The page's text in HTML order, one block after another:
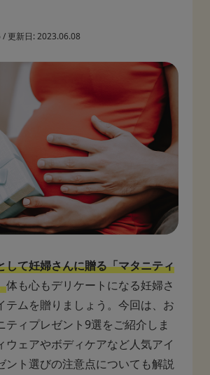
/更新日:2023.06.08
して妊婦さんに贈る「マタニティ
体も心もデリケートになる妊婦さ
テムを贈りましょう。今回は、お
ティプレゼント9選をご紹介しま
ウェアやボディケアなど人気アイ
ント選びの注意点についても解説